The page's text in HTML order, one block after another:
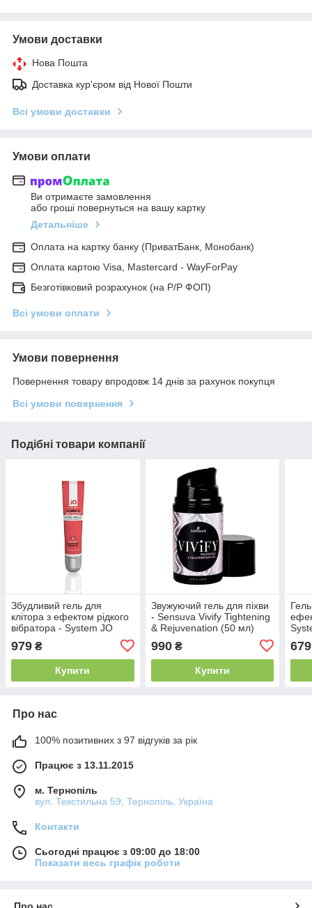
Умови доставки
Нова Пошта
Доставка кур'єром від Нової Пошти
Всі умови доставки
Умови оплати
Ви отримаєте замовлення
або гроші повернуться на вашу картку
Детальніше
Оплата на картку банку (ПриватБанк, Монобанк)
Оплата картою Visa, Mastercard - WayForPay
Безготівковий розрахунок (на Р/Р ФОП)
Всі умови оплати
Умови повернення
Повернення товару впродовж 14 днів за рахунок покупця
Всі умови повернення
Подібні товари компанії
Збудливий гель для
клітора з ефектом рідкого
вібратора - System JO
WARM & BUZZY (10 мл)
979 ₴
Купити
Звужуючий гель для піхви
- Sensuva Vivify Tightening
& Rejuvenation (50 мл)
990₴
Купити
мл)
679
Про нас
100% позитивних з 97 відгуків за рік
Працює з 13.11.2015
м. Тернопіль
вул. Текстильна 59, Тернопіль, Україна
Контакти
Сьогодні працює з 09:00 до 18:00
Показати весь графік роботи